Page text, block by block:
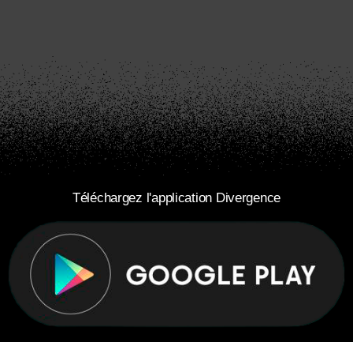
Téléchargez l'application Divergence